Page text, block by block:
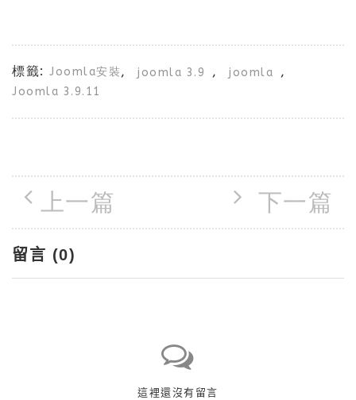
標籤: Joomla安裝, joomla 3.9 , joomla ,
Joomla 3.9.11
上一篇 下一篇
留言 (0)
這裡還沒有留言